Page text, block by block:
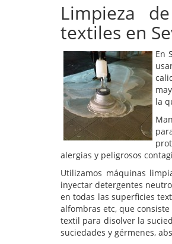
Limpieza
textiles en
En
la
alergias y peligrosos
Utilizamos máquinas
inyectar detergentes
en todas las superficies
alfombras etc, que
textil para disolver la
suciedades y gérmenes,